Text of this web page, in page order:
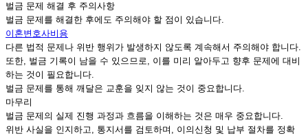
벌금 문제 해결 후 주의사항
벌금 문제를 해결한 후에도 주의해야 할 점이 있습니다.
이혼변호사비용
다른 법적 문제나 위반 행위가 발생하지 않도록 계속해서 주의해야 합니다.
또한, 벌금 기록이 남을 수 있으므로, 이를 미리 알아두고 향후 문제에 대비
하는 것이 필요합니다.
벌금 문제를 통해 깨달은 교훈을 잊지 않는 것이 중요합니다.
마무리
벌금 문제의 실제 진행 과정과 흐름을 이해하는 것은 매우 중요합니다.
위반 사실을 인지하고, 통지서를 검토하며, 이의신청 및 납부 절차를 정확